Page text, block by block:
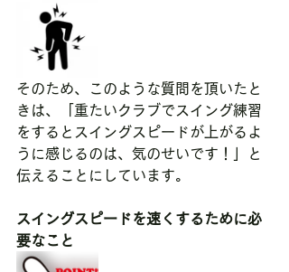
そのため、このような質問を頂いたと
きは、「重たいクラブでスイング練習
をするとスイングスピードが上がるよ
うに感じるのは、気のせいです！」と
伝えることにしています。
スイングスピードを速くするために必
要なこと